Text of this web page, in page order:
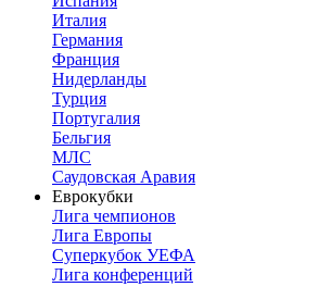
Италия
Германия
Франция
Нидерланды
Турция
Португалия
Бельгия
МЛС
Саудовская Аравия
Еврокубки
Лига чемпионов
Лига Европы
Суперкубок УЕФА
Лига конференций